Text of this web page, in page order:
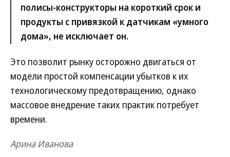
полисы-конструкторы на короткий срок и
продукты с привязкой к датчикам «умного
дома», не исключает он.
Это позволит рынку осторожно двигаться от
модели простой компенсации убытков к их
технологическому предотвращению, однако
массовое внедрение таких практик потребует
времени.
Арина Иванова